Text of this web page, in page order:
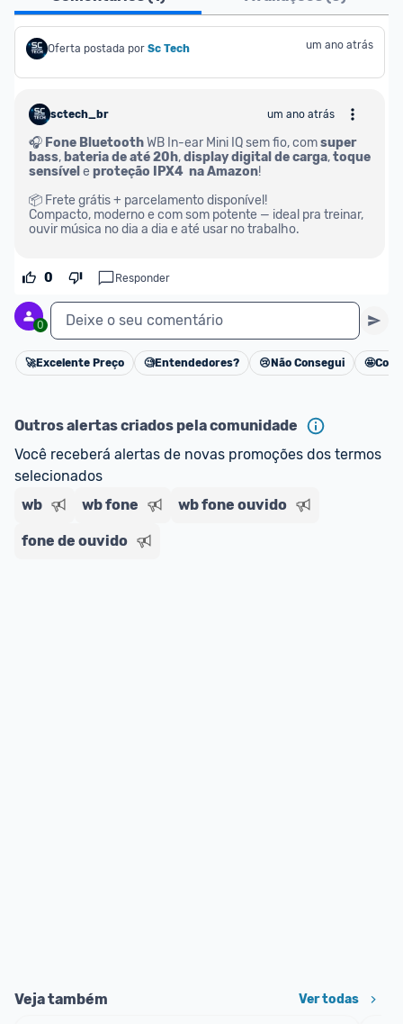
Oferta postada por Sc Tech um ano atrás
sctech_br um ano atrás
🎧 Fone Bluetooth WB In-ear Mini IQ sem fio, com super
bass, bateria de até 20h, display digital de carga, toque
sensível e proteção IPX4 na Amazon!
📦 Frete grátis + parcelamento disponível!
Compacto, moderno e com som potente — ideal pra treinar,
ouvir música no dia a dia e até usar no trabalho.
0 Responder
0 Deixe o seu comentário
Cancelar
🚀Excelente Preço 🧐Entendedores? 😢 Não Consegui 🤩
Outros alertas criados pela comunidade
Você receberá alertas de novas promoções dos termos
selecionados
wb
wb fone wb fone ouvido
fone de ouvido
Veja também Ver todas